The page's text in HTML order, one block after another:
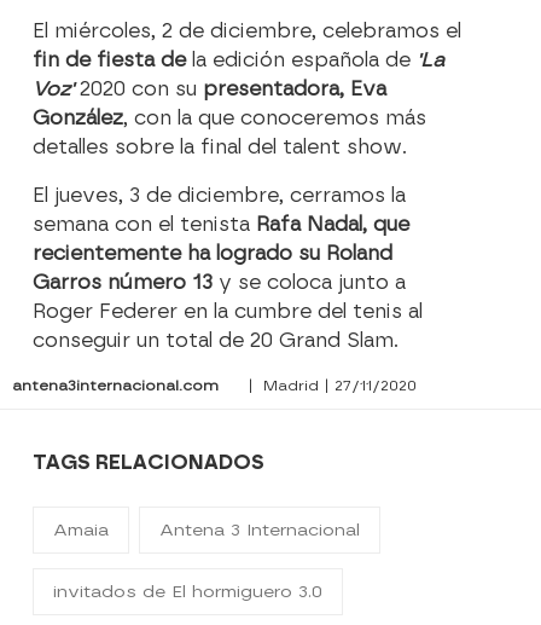
El miércoles, 2 de diciembre, celebramos el
fin de fiesta dela edición española de 'La
Voz'2020 con su presentadora, Eva
González, con la que conoceremos más
detalles sobre la final del talent show.
El jueves, 3 de diciembre, cerramos la
semana con el tenista Rafa Nadal, que
recientemente ha logrado su Roland
Garros número 13 y se coloca junto a
Roger Federer en la cumbre del tenis al
conseguir un total de 20 Grand Slam.
antena3internacional.com | Madrid | 27/11/2020
TAGS RELACIONADOS
Amaia Antena 3 Internacional
invitados de El hormiguero 3.0